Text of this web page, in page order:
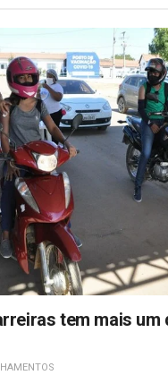
tem mais um